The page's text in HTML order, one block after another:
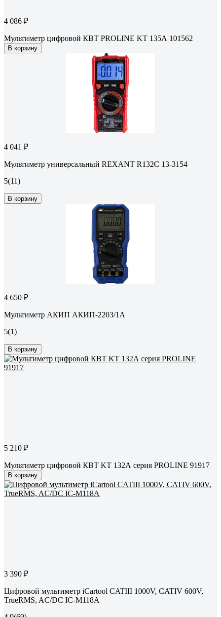
4 086 ₽
Мультиметр цифровой КВТ PROLINE KT 135А 101562
В корзину
4 041 ₽
Мультиметр универсальный REXANT R132С 13-3154
5(11)
В корзину
4 650 ₽
Мультиметр АКИП АКИП-2203/1А
5(1)
В корзину
5 210 ₽
Мультиметр цифровой КВТ KT 132А серия PROLINE 91917
В корзину
3 390 ₽
Цифровой мультиметр iCartool CATIII 1000V, СATIV 600V,
TrueRMS, AC/DC IC-M118A